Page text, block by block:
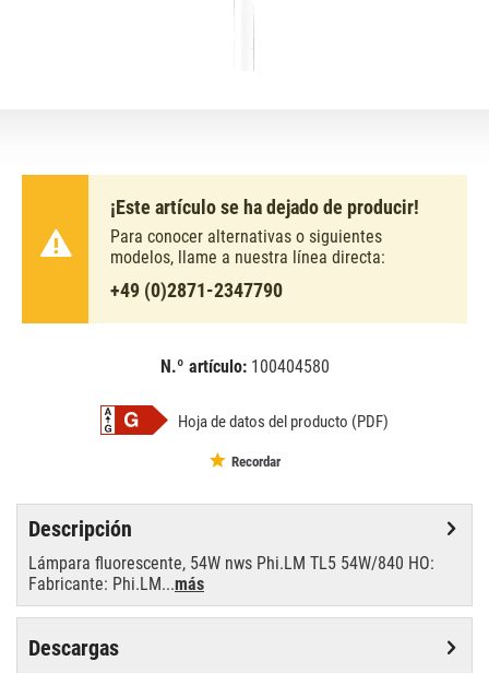
¡Este artículo se ha dejado de producir!
Para conocer alternativas o siguientes
modelos, llame a nuestra línea directa:
+49 (0)2871-2347790
N.º artículo: 100404580
Hoja de datos del producto (PDF)
Recordar
Descripción
Lámpara fluorescente, 54W nws Phi.LM TL5 54W/840 HO:
Fabricante: Phi.LM...más
Descargas